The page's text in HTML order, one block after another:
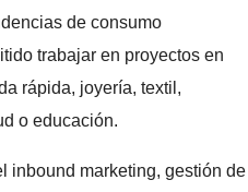
de consumo
trabajar en proyectos en
rápida, joyería, textil,
o educación.
inbound marketing, gestión de